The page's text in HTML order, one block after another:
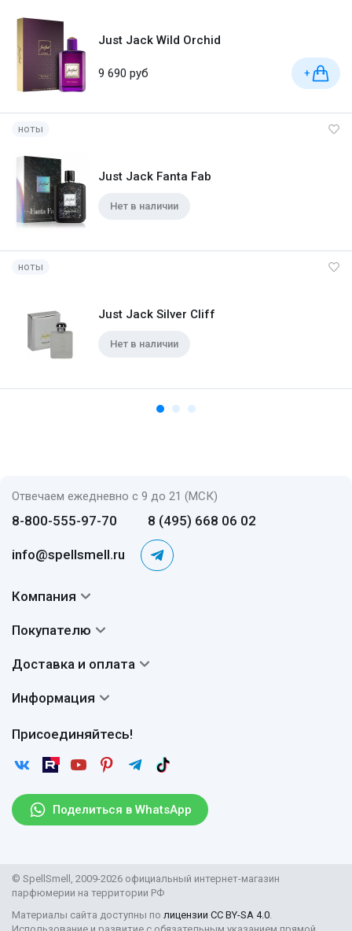
Just Jack Wild Orchid
9 690 руб +
ноты
Just Jack Fanta Fab
Нет в наличии
ноты
Just Jack Silver Cliff
Нет в наличии
Отвечаем ежедневно с 9 до 21 (МСК)
8-800-555-97-70 8 (495) 668 06 02
info@spellsmell.ru
Поделиться в WhatsApp
Присоединяйтесь!
Компания
Авторы
Сертификаты
Покупателю
Вопросы и ответы
Отзывы
Рассылка
Доставка и оплата
Доставка
Возврат
Информация
Пользовательское соглашение
Защита персональных данных
Правила продажи товаров (Постановление Правительства
Поставщикам
© SpellSmell, 2009-2026 официальный интернет-магазин
парфюмерии на территории РФ
Материалы сайта доступны по лицензии CC BY-SA 4.0.